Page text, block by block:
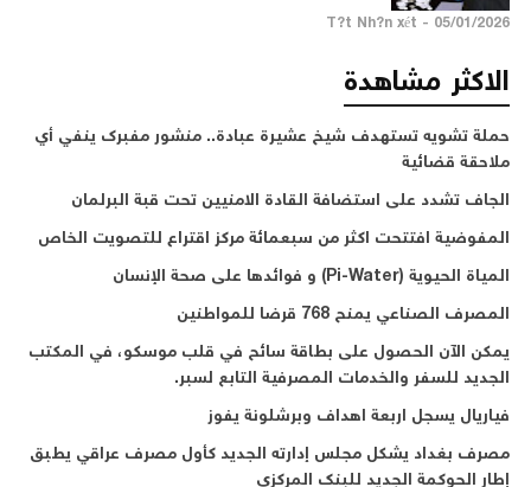
05/01/2026 - T?t Nh?n xét
الاكثر مشاهدة
حملة تشويه تستهدف شيخ عشيرة عبادة.. منشور مفبرك ينفي أي
ملاحقة قضائية
الجاف تشدد على استضافة القادة الامنيين تحت قبة البرلمان
المفوضية افتتحت اكثر من سبعمائة مركز اقتراع للتصويت الخاص
المياة الحيوية (Pi-Water) و فوائدها على صحة الإنسان
المصرف الصناعي يمنح 768 قرضا للمواطنين
يمكن الآن الحصول على بطاقة سائح في قلب موسكو، في المكتب
الجديد للسفر والخدمات المصرفية التابع لسبر.
فياريال يسجل اربعة اهداف وبرشلونة يفوز
مصرف بغداد يشكل مجلس إدارته الجديد كأول مصرف عراقي يطبق
إطار الحوكمة الجديد للبنك المركزي